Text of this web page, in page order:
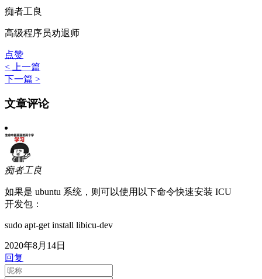
痴者工良
高级程序员劝退师
点赞
< 上一篇
下一篇 >
文章评论
痴者工良
如果是 ubuntu 系统，则可以使用以下命令快速安装 ICU
开发包：
sudo apt-get install libicu-dev
2020年8月14日
回复